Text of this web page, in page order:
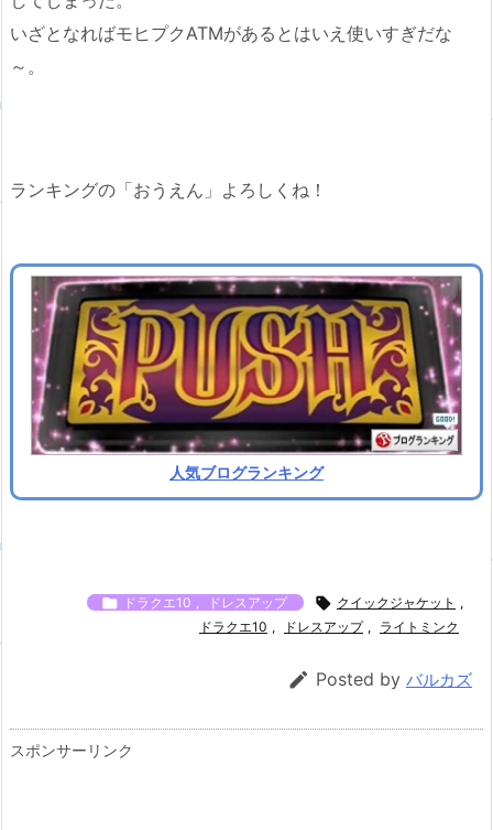
いざとなればモヒプクATMがあるとはいえ使いすぎだな
～。
ランキングの「おうえん」よろしくね！
人気ブログランキング
 ドラクエ10 , ドレスアップ  クイックジャケット ,
ドラクエ10 , ドレスアップ , ライトミンク
 Posted by バルカズ
スポンサーリンク